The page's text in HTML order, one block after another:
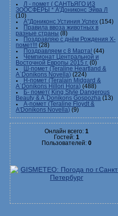
Л - помет ( САНТЬЯГО ИЗ
ЗООСФЕРЫ * А'Дониконс Эйва Л
(10)
А"Дониконс Устиния Успех (154)
Правила ввоза животных в
разные страны (8)
Поздравляю с днём Рождения Х-
помет!!! (28)
Поздравляем с 8 Марта! (44)
Чемпионат Центральной и
Восточной Европы 2015 г. (0)
Ш-помет (Teraline Heartland &
A`Donikons Novella) (224)
Н-помет (Teralain Midgard &
A`Donikons Hillori Hora) (488)
Б- помет( King Style Dangerous
Beauty & A`Donikons Gospozha (13)
А-помет (Teraline Floydt &
A'Donikons Novella) (9)
Онлайн всего: 1
Гостей: 1
Пользователей: 0